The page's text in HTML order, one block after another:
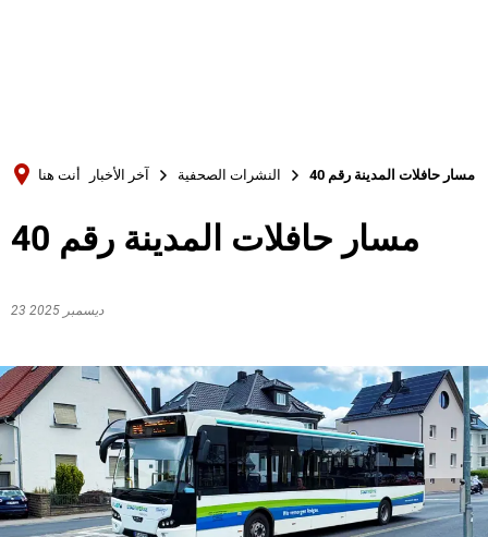
Български
أنت هنا آخر الأخبار النشرات الصحفية مسار حافلات المدينة رقم 40
مسار حافلات المدينة رقم 40
23 ديسمبر 2025